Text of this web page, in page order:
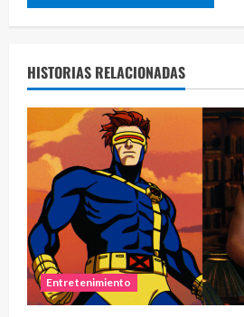
HISTORIAS RELACIONADAS
Entretenimiento